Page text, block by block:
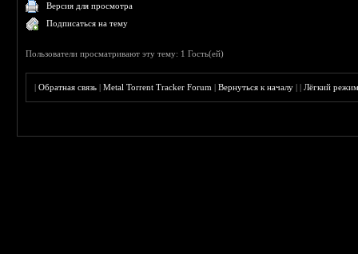
Версия для просмотра
Подписаться на тему
Пользователи просматривают эту тему: 1 Гость(ей)
|Обратная связь |Metal Torrent Tracker Forum |Вернуться к началу ||Лёгкий